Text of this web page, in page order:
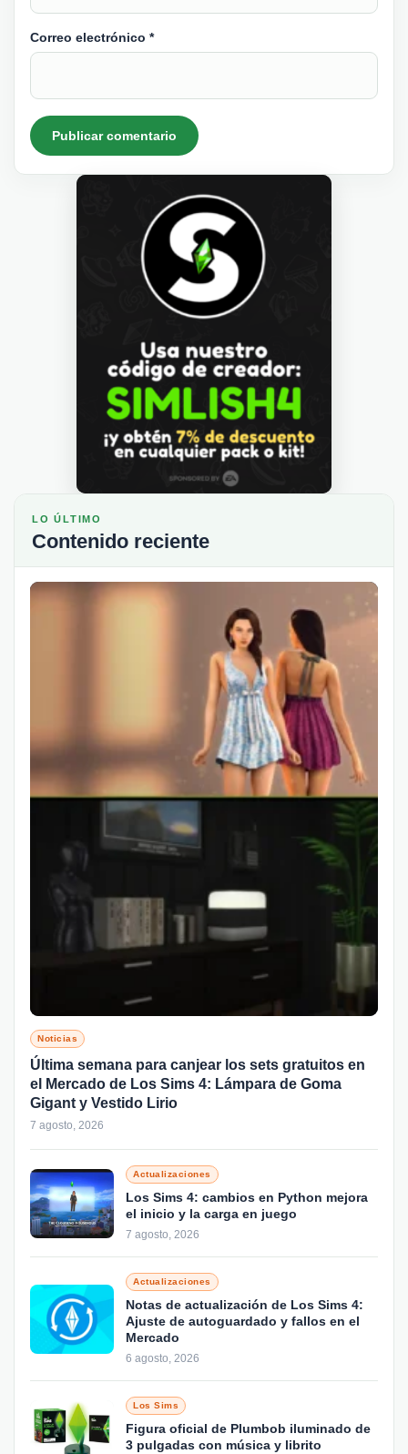
Correo electrónico *
LO ÚLTIMO
Contenido reciente
Noticias
Última semana para canjear los sets gratuitos en
el Mercado de Los Sims 4: Lámpara de Goma
Gigant y Vestido Lirio
7 agosto, 2026
Actualizaciones
Los Sims 4: cambios en Python mejora
el inicio y la carga en juego
7 agosto, 2026
Actualizaciones
Notas de actualización de Los Sims 4:
Ajuste de autoguardado y fallos en el
Mercado
6 agosto, 2026
Los Sims
Figura oficial de Plumbob iluminado de
3 pulgadas con música y librito